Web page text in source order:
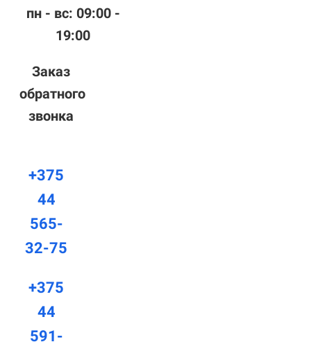
пн - вс: 09:00 -
19:00
Заказ
обратного
звонка
+375
44
565-
32-75
+375
44
591-